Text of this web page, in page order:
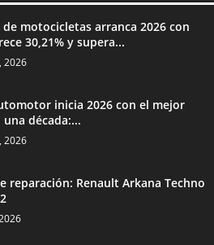
de motocicletas arranca 2026 con
30,21% y supera...
2026
inicia 2026 con el mejor
década:...
2026
reparación: Renault Arkana Techno